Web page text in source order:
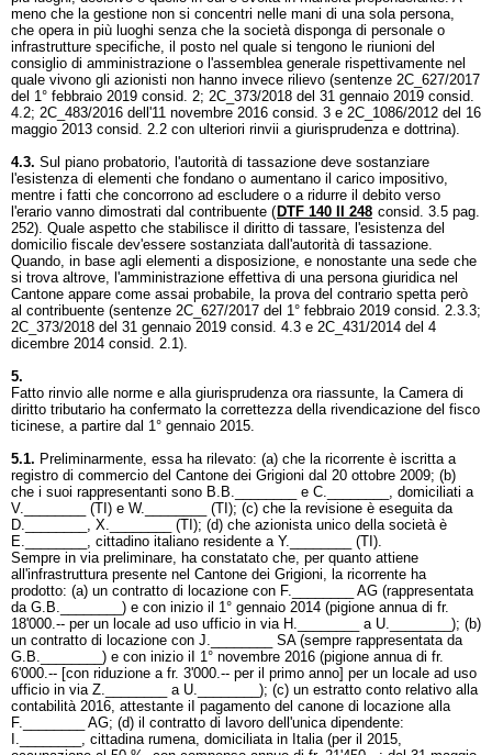
meno che la gestione non si concentri nelle mani di una sola persona,
che opera in più luoghi senza che la società disponga di personale o
infrastrutture specifiche, il posto nel quale si tengono le riunioni del
consiglio di amministrazione o l'assemblea generale rispettivamente nel
quale vivono gli azionisti non hanno invece rilievo (sentenze 2C_627/2017
del 1° febbraio 2019 consid. 2; 2C_373/2018 del 31 gennaio 2019 consid.
4.2; 2C_483/2016 dell'11 novembre 2016 consid. 3 e 2C_1086/2012 del 16
maggio 2013 consid. 2.2 con ulteriori rinvii a giurisprudenza e dottrina).
4.3. Sul piano probatorio, l'autorità di tassazione deve sostanziare
l'esistenza di elementi che fondano o aumentano il carico impositivo,
mentre i fatti che concorrono ad escludere o a ridurre il debito verso
l'erario vanno dimostrati dal contribuente ( DTF 140 II 248 consid. 3.5 pag.
252). Quale aspetto che stabilisce il diritto di tassare, l'esistenza del
domicilio fiscale dev'essere sostanziata dall'autorità di tassazione.
Quando, in base agli elementi a disposizione, e nonostante una sede che
si trova altrove, l'amministrazione effettiva di una persona giuridica nel
Cantone appare come assai probabile, la prova del contrario spetta però
al contribuente (sentenze 2C_627/2017 del 1° febbraio 2019 consid. 2.3.3;
2C_373/2018 del 31 gennaio 2019 consid. 4.3 e 2C_431/2014 del 4
dicembre 2014 consid. 2.1).
5.
Fatto rinvio alle norme e alla giurisprudenza ora riassunte, la Camera di
diritto tributario ha confermato la correttezza della rivendicazione del fisco
ticinese, a partire dal 1° gennaio 2015.
5.1. Preliminarmente, essa ha rilevato: (a) che la ricorrente è iscritta a
registro di commercio del Cantone dei Grigioni dal 20 ottobre 2009; (b)
che i suoi rappresentanti sono B.B.________ e C.________, domiciliati a
V.________ (TI) e W.________ (TI); (c) che la revisione è eseguita da
D.________, X.________ (TI); (d) che azionista unico della società è
E.________, cittadino italiano residente a Y.________ (TI).
Sempre in via preliminare, ha constatato che, per quanto attiene
all'infrastruttura presente nel Cantone dei Grigioni, la ricorrente ha
prodotto: (a) un contratto di locazione con F.________ AG (rappresentata
da G.B.________) e con inizio il 1° gennaio 2014 (pigione annua di fr.
18'000.-- per un locale ad uso ufficio in via H.________ a U.________); (b)
un contratto di locazione con J.________ SA (sempre rappresentata da
G.B.________) e con inizio iI 1° novembre 2016 (pigione annua di fr.
6'000.-- [con riduzione a fr. 3'000.-- per il primo anno] per un locale ad uso
ufficio in via Z.________ a U.________); (c) un estratto conto relativo alla
contabilità 2016, attestante iI pagamento del canone di locazione alla
F.________ AG; (d) il contratto di lavoro dell'unica dipendente:
I.________, cittadina rumena, domiciliata in Italia (per il 2015,